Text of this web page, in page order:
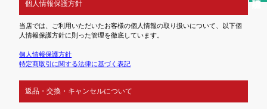
個人情報保護方針
当店では、ご利用いただいたお客様の個人情報の取り扱いについて、以下個
人情報保護方針に則った管理を徹底しています。
個人情報保護方針
特定商取引に関する法律に基づく表記
返品・交換・キャンセルについて